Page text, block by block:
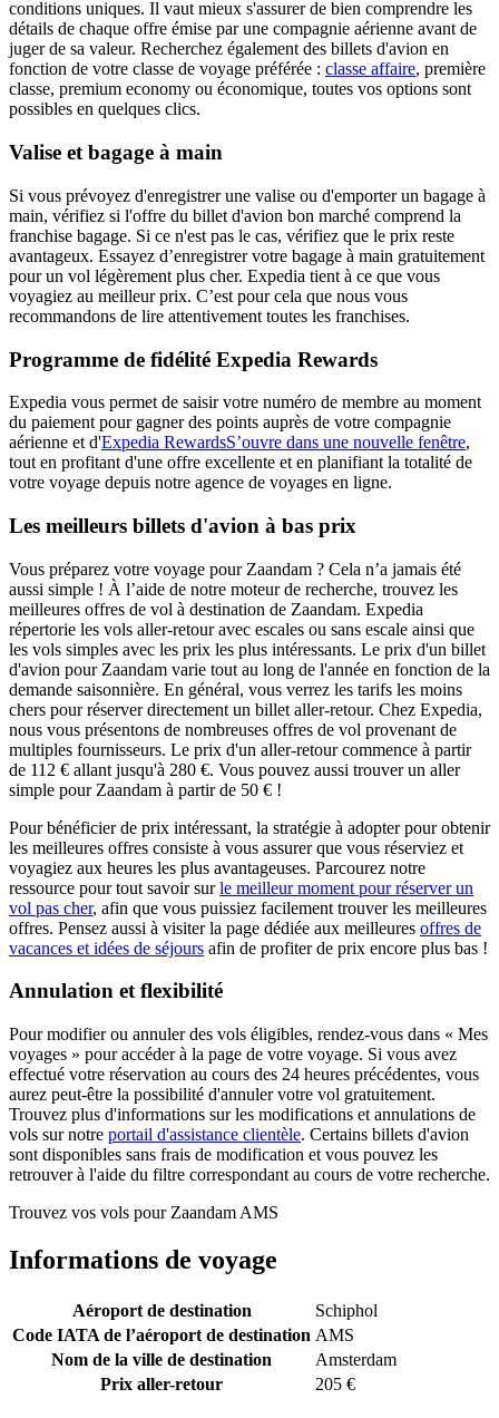
conditions uniques. Il vaut mieux s'assurer de bien comprendre les
détails de chaque offre émise par une compagnie aérienne avant de
juger de sa valeur. Recherchez également des billets d'avion en
fonction de votre classe de voyage préférée : classe affaire, première
classe, premium economy ou économique, toutes vos options sont
possibles en quelques clics.
Valise et bagage à main
Si vous prévoyez d'enregistrer une valise ou d'emporter un bagage à
main, vérifiez si l'offre du billet d'avion bon marché comprend la
franchise bagage. Si ce n'est pas le cas, vérifiez que le prix reste
avantageux. Essayez d’enregistrer votre bagage à main gratuitement
pour un vol légèrement plus cher. Expedia tient à ce que vous
voyagiez au meilleur prix. C’est pour cela que nous vous
recommandons de lire attentivement toutes les franchises.
Programme de fidélité Expedia Rewards
Expedia vous permet de saisir votre numéro de membre au moment
du paiement pour gagner des points auprès de votre compagnie
aérienne et d'Expedia RewardsS’ouvre dans une nouvelle fenêtre,
tout en profitant d'une offre excellente et en planifiant la totalité de
votre voyage depuis notre agence de voyages en ligne.
Les meilleurs billets d'avion à bas prix
Vous préparez votre voyage pour Zaandam ? Cela n’a jamais été
aussi simple ! À l’aide de notre moteur de recherche, trouvez les
meilleures offres de vol à destination de Zaandam. Expedia
répertorie les vols aller-retour avec escales ou sans escale ainsi que
les vols simples avec les prix les plus intéressants. Le prix d'un billet
d'avion pour Zaandam varie tout au long de l'année en fonction de la
demande saisonnière. En général, vous verrez les tarifs les moins
chers pour réserver directement un billet aller-retour. Chez Expedia,
nous vous présentons de nombreuses offres de vol provenant de
multiples fournisseurs. Le prix d'un aller-retour commence à partir
de 112 € allant jusqu'à 280 €. Vous pouvez aussi trouver un aller
simple pour Zaandam à partir de 50 € !
Pour bénéficier de prix intéressant, la stratégie à adopter pour obtenir
les meilleures offres consiste à vous assurer que vous réserviez et
voyagiez aux heures les plus avantageuses. Parcourez notre
ressource pour tout savoir surle meilleur moment pour réserver un
vol pas cher, afin que vous puissiez facilement trouver les meilleures
offres. Pensez aussi à visiter la page dédiée aux meilleures offres de
vacances et idées de séjours afin de profiter de prix encore plus bas !
Annulation et flexibilité
Pour modifier ou annuler des vols éligibles, rendez-vous dans « Mes
voyages » pour accéder à la page de votre voyage. Si vous avez
effectué votre réservation au cours des 24 heures précédentes, vous
aurez peut-être la possibilité d'annuler votre vol gratuitement.
Trouvez plus d'informations sur les modifications et annulations de
vols sur notre portail d'assistance clientèle. Certains billets d'avion
sont disponibles sans frais de modification et vous pouvez les
retrouver à l'aide du filtre correspondant au cours de votre recherche.
Trouvez vos vols pour Zaandam AMS
Informations de voyage
Aéroport de destination
Schiphol
Code IATA de l’aéroport de destination AMS
Nom de la ville de destination
Amsterdam
Prix aller-retour
205 €